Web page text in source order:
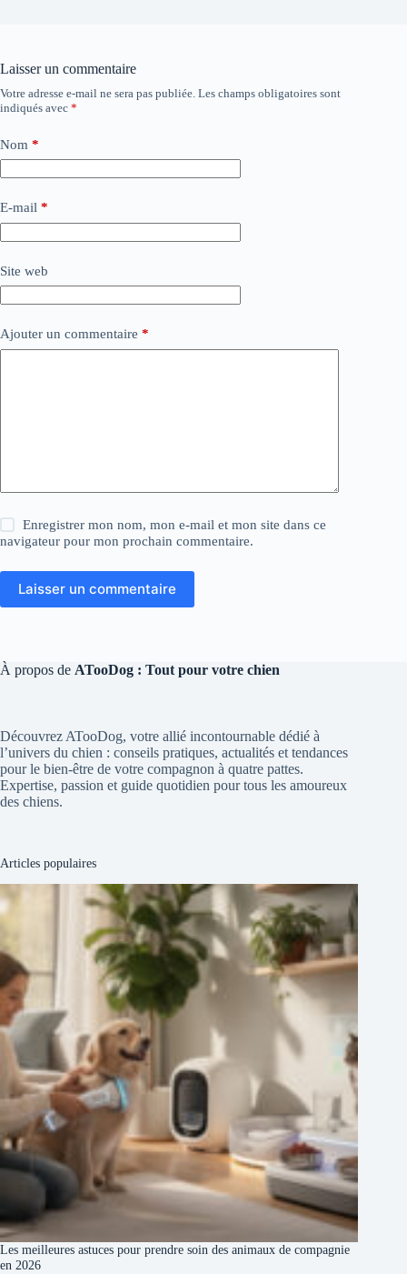
Laisser un commentaire
Votre adresse e-mail ne sera pas publiée. Les champs obligatoires sont
indiqués avec *
Nom *
E-mail *
Site web
Ajouter un commentaire *
Enregistrer mon nom, mon e-mail et mon site dans ce
navigateur pour mon prochain commentaire.
Laisser un commentaire
À propos de ATooDog : Tout pour votre chien
Découvrez ATooDog, votre allié incontournable dédié à
l’univers du chien : conseils pratiques, actualités et tendances
pour le bien-être de votre compagnon à quatre pattes.
Expertise, passion et guide quotidien pour tous les amoureux
des chiens.
Articles populaires
Les meilleures astuces pour prendre soin des animaux de compagnie
en 2026